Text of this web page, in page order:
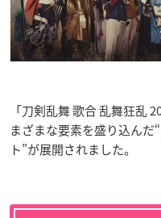
「刀剣乱舞 歌合 乱舞狂乱
まざまな要素を盛り込んだ
ト”が展開されました。